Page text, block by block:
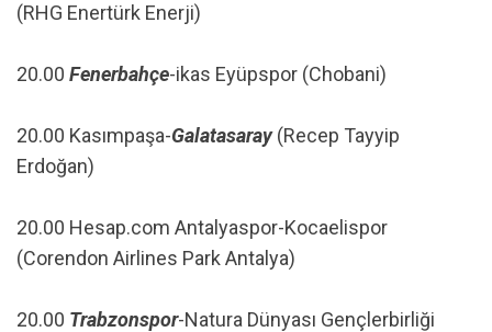
(RHG Enertürk Enerji)
20.00 Fenerbahçe-ikas Eyüpspor (Chobani)
20.00 Kasımpaşa-Galatasaray(Recep Tayyip
Erdoğan)
20.00 Hesap.com Antalyaspor-Kocaelispor
(Corendon Airlines Park Antalya)
20.00 Trabzonspor-Natura Dünyası Gençlerbirliği